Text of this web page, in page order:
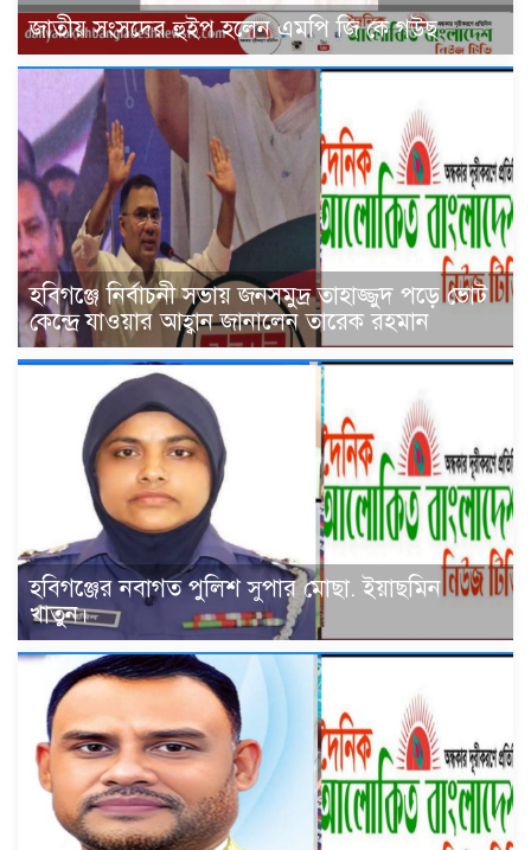
জাতীয় সংসদের হুইপ হলেন এমপি জি কে গউছ
হবিগঞ্জে নির্বাচনী সভায় জনসমুদ্র তাহাজ্জুদ পড়ে ভোট
কেন্দ্রে যাওয়ার আহ্বান জানালেন তারেক রহমান
হবিগঞ্জের নবাগত পুলিশ সুপার মোছা. ইয়াছমিন
খাতুন।